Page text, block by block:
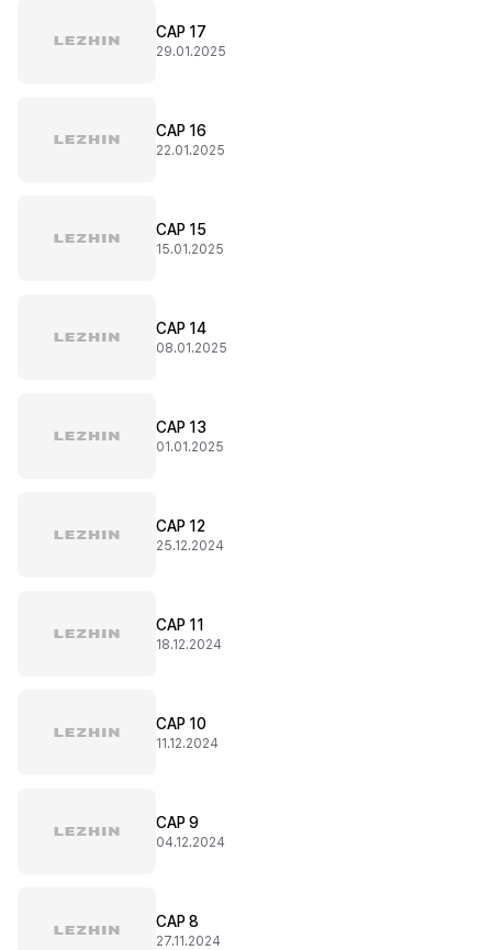
CAP 17
29.01.2025
CAP 16
22.01.2025
CAP 15
15.01.2025
CAP 14
08.01.2025
CAP 13
01.01.2025
CAP 12
25.12.2024
CAP 11
18.12.2024
CAP 10
11.12.2024
CAP 9
04.12.2024
CAP 8
27.11.2024